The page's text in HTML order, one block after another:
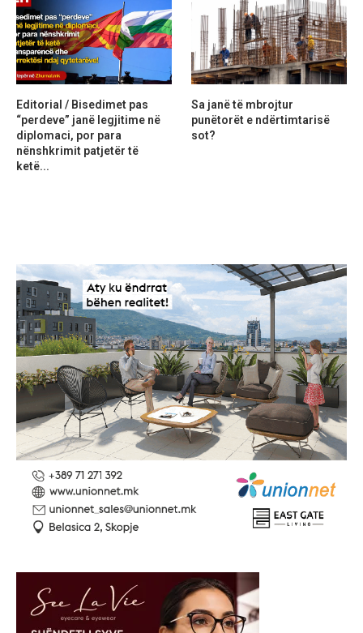
Editorial / Bisedimet pas
“perdeve” janë legjitime në
diplomaci, por para
nënshkrimit patjetër të
ketë...
Sa janë të mbrojtur
punëtorët e ndërtimtarisë
sot?